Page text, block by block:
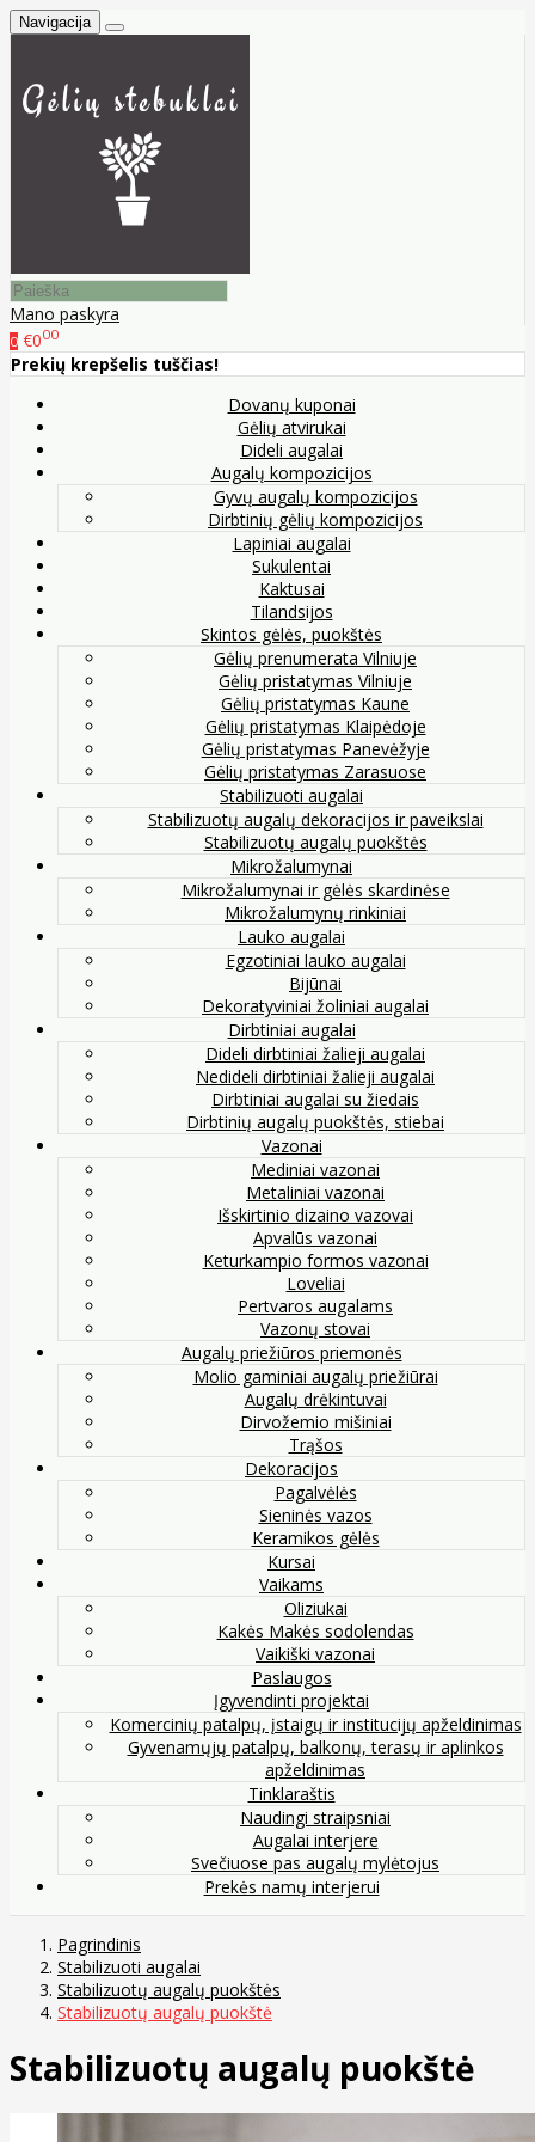
Navigacija
Mano paskyra
0 €000
Prekių krepšelis tuščias!
Dovanų kuponai
Gėlių atvirukai
Dideli augalai
Augalų kompozicijos
Gyvų augalų kompozicijos
Dirbtinių gėlių kompozicijos
Lapiniai augalai
Sukulentai
Kaktusai
Tilandsijos
Skintos gėlės, puokštės
Gėlių prenumerata Vilniuje
Gėlių pristatymas Vilniuje
Gėlių pristatymas Kaune
Gėlių pristatymas Klaipėdoje
Gėlių pristatymas Panevėžyje
Gėlių pristatymas Zarasuose
Stabilizuoti augalai
Stabilizuotų augalų dekoracijos ir paveikslai
Stabilizuotų augalų puokštės
Mikrožalumynai
Mikrožalumynai ir gėlės skardinėse
Mikrožalumynų rinkiniai
Lauko augalai
Egzotiniai lauko augalai
Bijūnai
Dekoratyviniai žoliniai augalai
Dirbtiniai augalai
Dideli dirbtiniai žalieji augalai
Nedideli dirbtiniai žalieji augalai
Dirbtiniai augalai su žiedais
Dirbtinių augalų puokštės, stiebai
Vazonai
Mediniai vazonai
Metaliniai vazonai
Išskirtinio dizaino vazovai
Apvalūs vazonai
Keturkampio formos vazonai
Loveliai
Pertvaros augalams
Vazonų stovai
Augalų priežiūros priemonės
Molio gaminiai augalų priežiūrai
Augalų drėkintuvai
Dirvožemio mišiniai
Trąšos
Dekoracijos
Pagalvėlės
Sieninės vazos
Keramikos gėlės
Kursai
Vaikams
Oliziukai
Kakės Makės sodolendas
Vaikiški vazonai
Paslaugos
Įgyvendinti projektai
Komercinių patalpų, įstaigų ir institucijų apželdinimas
Gyvenamųjų patalpų, balkonų, terasų ir aplinkos
apželdinimas
Tinklaraštis
Naudingi straipsniai
Augalai interjere
Svečiuose pas augalų mylėtojus
Prekės namų interjerui
Pagrindinis
Stabilizuoti augalai
Stabilizuotų augalų puokštės
Stabilizuotų augalų puokštė
Stabilizuotų augalų puokštė